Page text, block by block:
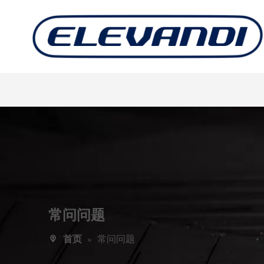
常问问题
首页 » 常问问题